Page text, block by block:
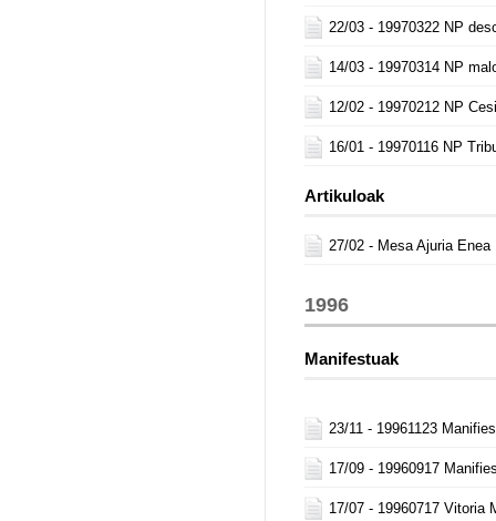
22/03 - 19970322 NP
14/03 - 19970314 NP
12/02 - 19970212 NP
16/01 - 19970116 NP
Artikuloak
27/02 - Mesa Ajuria Enea
1996
Manifestuak
23/11 - 19961123
17/09 - 19960917
17/07 - 19960717 Vitoria